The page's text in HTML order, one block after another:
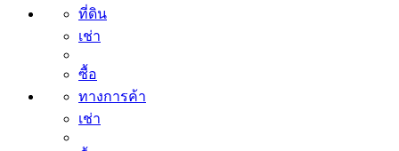
ที่ดิน
เช่า
ซื้อ
ทางการค้า
เช่า